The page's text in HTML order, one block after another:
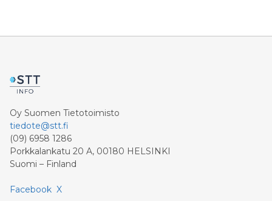
Oy Suomen Tietotoimisto
tiedote@stt.fi
(09) 6958 1286
Porkkalankatu 20 A, 00180 HELSINKI
Suomi – Finland
Facebook X